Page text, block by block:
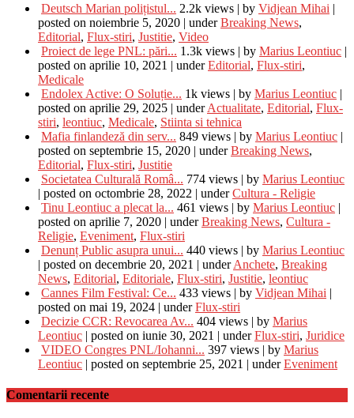
Deutsch Marian polițistul... 2.2k views | by Vidjean Mihai |
posted on noiembrie 5, 2020 | underBreaking News,
Editorial, Flux-stiri, Justitie, Video
Proiect de lege PNL: pări... 1.3k views | by Marius Leontiuc |
posted on aprilie 10, 2021 | underEditorial, Flux-stiri,
Medicale
Endolex Active: O Soluție... 1k views | by Marius Leontiuc |
posted on aprilie 29, 2025 | underActualitate, Editorial, Flux-
stiri, leontiuc, Medicale, Stiinta si tehnica
Mafia finlandeză din serv... 849 views | by Marius Leontiuc |
posted on septembrie 15, 2020 | underBreaking News,
Editorial, Flux-stiri, Justitie
Societatea Culturală Româ... 774 views | by Marius Leontiuc
| posted on octombrie 28, 2022 | underCultura - Religie
Tinu Leontiuc a plecat la... 461 views | by Marius Leontiuc |
posted on aprilie 7, 2020 | underBreaking News, Cultura -
Religie, Eveniment, Flux-stiri
Denunț Public asupra unui... 440 views | by Marius Leontiuc
| posted on decembrie 20, 2021 | underAnchete, Breaking
News, Editorial, Editoriale, Flux-stiri, Justitie, leontiuc
Cannes Film Festival: Ce... 433 views | by Vidjean Mihai |
posted on mai 19, 2024 | underFlux-stiri
Decizie CCR: Revocarea Av... 404 views | by Marius
Leontiuc | posted on iunie 30, 2021 | underFlux-stiri, Juridice
VIDEO Congres PNL/Iohanni... 397 views | by Marius
Leontiuc | posted on septembrie 25, 2021 | underEveniment
Comentarii recente